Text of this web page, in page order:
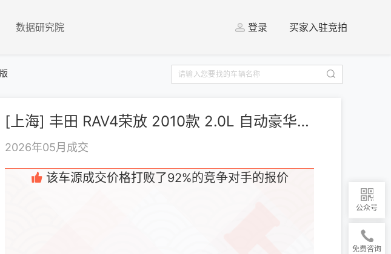
数据研究院 登录 买家入驻竞拍
[上海] 丰田 RAV4荣放 2010款 2.0L 自动豪华升级版
2026年05月成交
该车源成交价格打败了92%的竞争对手的报价
公众号
免费咨询